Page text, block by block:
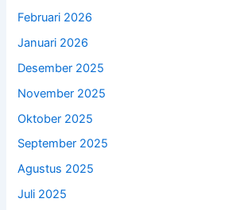
Februari 2026
Januari 2026
Desember 2025
November 2025
Oktober 2025
September 2025
Agustus 2025
Juli 2025